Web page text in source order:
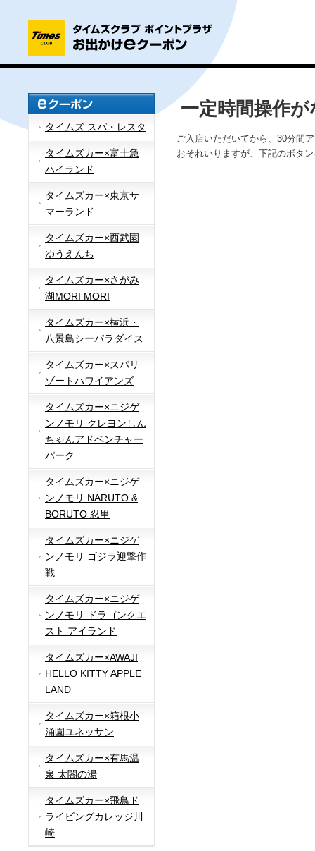
タイムズ スパ・レスタ
タイムズカー×富士急
ハイランド
タイムズカー×東京サ
マーランド
タイムズカー×西武園
ゆうえんち
タイムズカー×さがみ
湖MORI MORI
タイムズカー×横浜・
八景島シーパラダイス
タイムズカー×スパリ
ゾートハワイアンズ
タイムズカー×ニジゲ
ンノモリ クレヨンしん
ちゃんアドベンチャー
パーク
タイムズカー×ニジゲ
ンノモリ NARUTO &
BORUTO 忍里
タイムズカー×ニジゲ
ンノモリ ゴジラ迎撃作
戦
タイムズカー×ニジゲ
ンノモリ ドラゴンクエ
スト アイランド
タイムズカー×AWAJI
HELLO KITTY APPLE
LAND
タイムズカー×箱根小
涌園ユネッサン
タイムズカー×有馬温
泉 太閤の湯
タイムズカー×飛鳥ド
ライビングカレッジ川
崎
一定時間操作
ご入店いただいてから、30分間
おそれいりますが、下記のボタ